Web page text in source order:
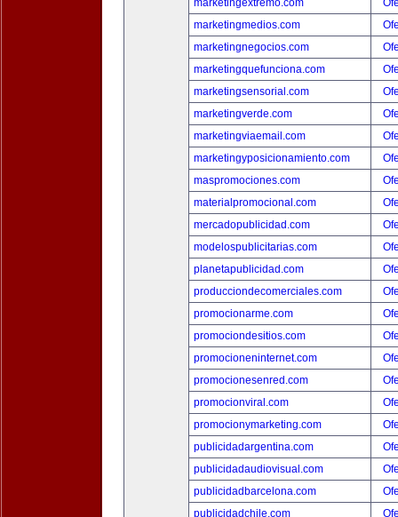
marketingextremo.com
marketingmedios.com
marketingnegocios.com
marketingquefunciona.com
marketingsensorial.com
marketingverde.com
marketingviaemail.com
marketingyposicionamiento.com
maspromociones.com
materialpromocional.com
mercadopublicidad.com
modelospublicitarias.com
planetapublicidad.com
producciondecomerciales.com
promocionarme.com
promociondesitios.com
promocioneninternet.com
promocionesenred.com
promocionviral.com
promocionymarketing.com
publicidadargentina.com
publicidadaudiovisual.com
publicidadbarcelona.com
publicidadchile.com